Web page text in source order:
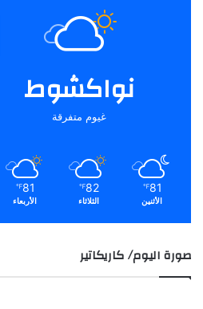
نواكشوط
غيوم متفرقة
81
℉
الأثنين
82
℉
الثلاثاء
81
℉
الأربعاء
صورة اليوم/ كاريكاتير